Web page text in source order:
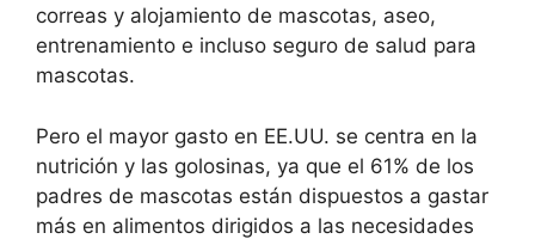
correas y alojamiento de mascotas, aseo,
entrenamiento e incluso seguro de salud para
mascotas.
Pero el mayor gasto en EE.UU. se centra en la
nutrición y las golosinas, ya que el 61% de los
padres de mascotas están dispuestos a gastar
más en alimentos dirigidos a las necesidades